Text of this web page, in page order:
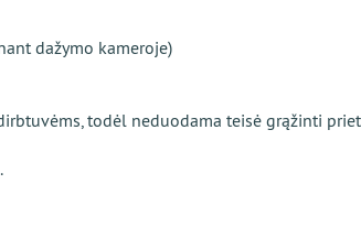
dažymo kameroje)
todėl neduodama teisė grąžinti